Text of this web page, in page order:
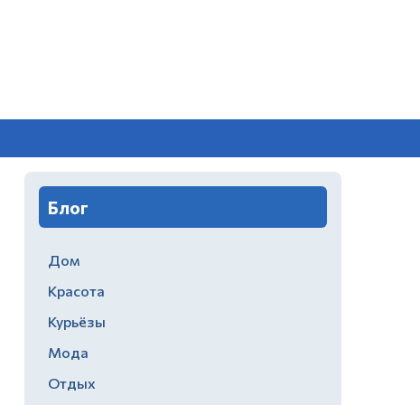
Блог
Дом
Красота
Курьёзы
Мода
Отдых